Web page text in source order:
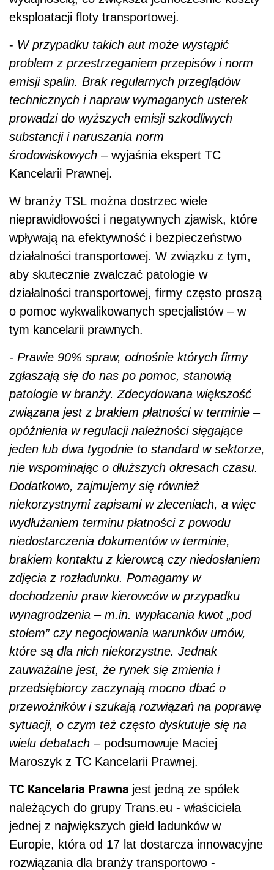
eksploatacji floty transportowej.
- W przypadku takich aut może wystąpić
problem z przestrzeganiem przepisów i norm
emisji spalin. Brak regularnych przeglądów
technicznych i napraw wymaganych usterek
prowadzi do wyższych emisji szkodliwych
substancji i naruszania norm
środowiskowych – wyjaśnia ekspert TC
Kancelarii Prawnej.
W branży TSL można dostrzec wiele
nieprawidłowości i negatywnych zjawisk, które
wpływają na efektywność i bezpieczeństwo
działalności transportowej. W związku z tym,
aby skutecznie zwalczać patologie w
działalności transportowej, firmy często proszą
o pomoc wykwalikowanych specjalistów – w
tym kancelarii prawnych.
- Prawie 90% spraw, odnośnie których firmy
zgłaszają się do nas po pomoc, stanowią
patologie w branży. Zdecydowana większość
związana jest z brakiem płatności w terminie –
opóźnienia w regulacji należności sięgające
jeden lub dwa tygodnie to standard w sektorze,
nie wspominając o dłuższych okresach czasu.
Dodatkowo, zajmujemy się również
niekorzystnymi zapisami w zleceniach, a więc
wydłużaniem terminu płatności z powodu
niedostarczenia dokumentów w terminie,
brakiem kontaktu z kierowcą czy niedosłaniem
zdjęcia z rozładunku. Pomagamy w
dochodzeniu praw kierowców w przypadku
wynagrodzenia – m.in. wypłacania kwot „pod
stołem” czy negocjowania warunków umów,
które są dla nich niekorzystne. Jednak
zauważalne jest, że rynek się zmienia i
przedsiębiorcy zaczynają mocno dbać o
przewoźników i szukają rozwiązań na poprawę
sytuacji, o czym też często dyskutuje się na
wielu debatach – podsumowuje Maciej
Maroszyk z TC Kancelarii Prawnej.
TC Kancelaria Prawna jest jedną ze spółek
należących do grupy Trans.eu - właściciela
jednej z największych giełd ładunków w
Europie, która od 17 lat dostarcza innowacyjne
rozwiązania dla branży transportowo -